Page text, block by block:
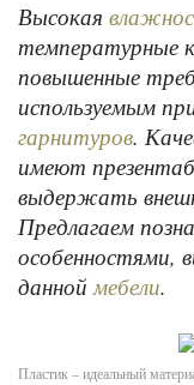
Высокая
температурные
повышенные
используемым
гарнитуров.
имеют
выдержать
Предлагаем
особенностями,
данноймебели.
Пластик – идеальный